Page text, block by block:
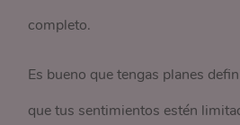
completo.
Es bueno que tengas planes
que tus sentimientos estén